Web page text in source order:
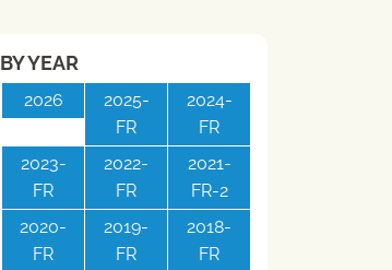
BY YEAR
2026
2025-
FR
2024-
FR
2023-
FR
2022-
FR
2021-
FR-2
2020-
FR
2019-
FR
2018-
FR